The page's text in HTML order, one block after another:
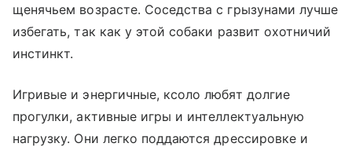
щенячьем возрасте. Соседства с грызунами лучше
избегать, так как у этой собаки развит охотничий
инстинкт.
Игривые и энергичные, ксоло любят долгие
прогулки, активные игры и интеллектуальную
нагрузку. Они легко поддаются дрессировке и